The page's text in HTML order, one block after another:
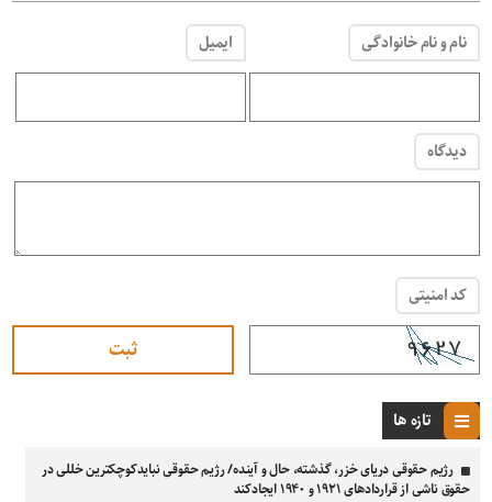
نام و نام خانوادگی ایمیل
دیدگاه
کد امنیتی
تازه ها
رژیم حقوقی دریای خزر، گذشته، حال و آینده/ رژیم حقوقی نبایدکوچکترین خللی در
حقوق ناشی از قراردادهای ۱۹۲۱ و ۱۹۴۰ ایجادکند